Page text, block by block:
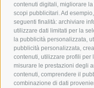
contenuti digitali, migliorare
scopi pubblicitari. Ad
seguenti finalità: archiviare
utilizzare dati limitati per la
la pubblicità personalizzata,
pubblicità personalizzata,
contenuti, utilizzare profili
misurare le prestazioni degli
contenuti, comprendere il
combinazione di dati